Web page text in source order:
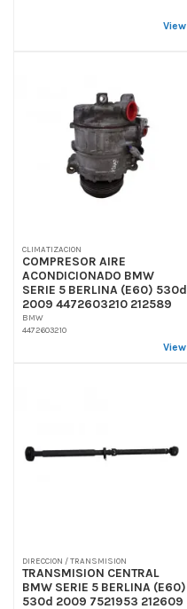
View
CLIMATIZACION
COMPRESOR AIRE
ACONDICIONADO BMW
SERIE 5 BERLINA (E60) 530d
2009 4472603210 212589
BMW
4472603210
View
DIRECCION / TRANSMISION
TRANSMISION CENTRAL
BMW SERIE 5 BERLINA (E60)
530d 2009 7521953 212609